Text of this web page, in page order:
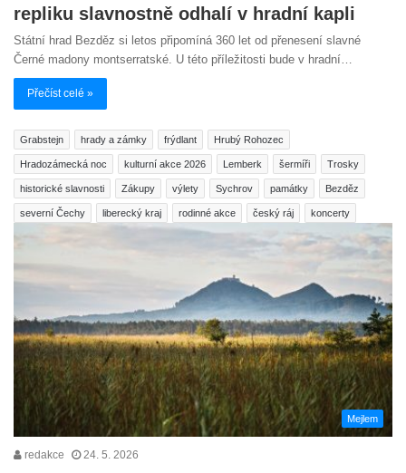
repliku slavnostně odhalí v hradní kapli
Státní hrad Bezděz si letos připomíná 360 let od přenesení slavné
Černé madony montserratské. U této příležitosti bude v hradní…
Přečíst celé »
Grabstejn hrady a zámky frýdlant Hrubý Rohozec
Hradozámecká noc kulturní akce 2026 Lemberk šermíři Trosky
historické slavnosti Zákupy výlety Sychrov památky Bezděz
severní Čechy liberecký kraj rodinné akce český ráj koncerty
Mejlem
redakce 24. 5. 2026